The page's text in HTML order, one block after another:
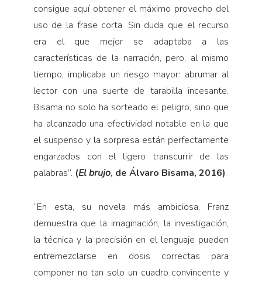
consigue aquí obtener el máximo provecho del
uso de la frase corta. Sin duda que el recurso
era el que mejor se adaptaba a las
características de la narración, pero, al mismo
tiempo, implicaba un riesgo mayor: abrumar al
lector con una suerte de tarabilla incesante.
Bisama no solo ha sorteado el peligro, sino que
ha alcanzado una efectividad notable en la que
el suspenso y la sorpresa están perfectamente
engarzados con el ligero transcurrir de las
palabras”. (El brujo, de Álvaro Bisama, 2016)
“En esta, su novela más ambiciosa, Franz
demuestra que la imaginación, la investigación,
la técnica y la precisión en el lenguaje pueden
entremezclarse en dosis correctas para
componer no tan solo un cuadro convincente y